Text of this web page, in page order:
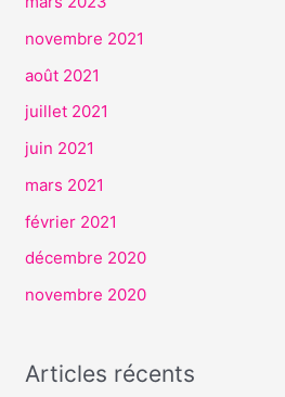
novembre 2021
août 2021
juillet 2021
juin 2021
mars 2021
février 2021
décembre 2020
novembre 2020
Articles récents